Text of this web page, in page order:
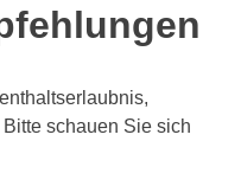
schauen Sie sich